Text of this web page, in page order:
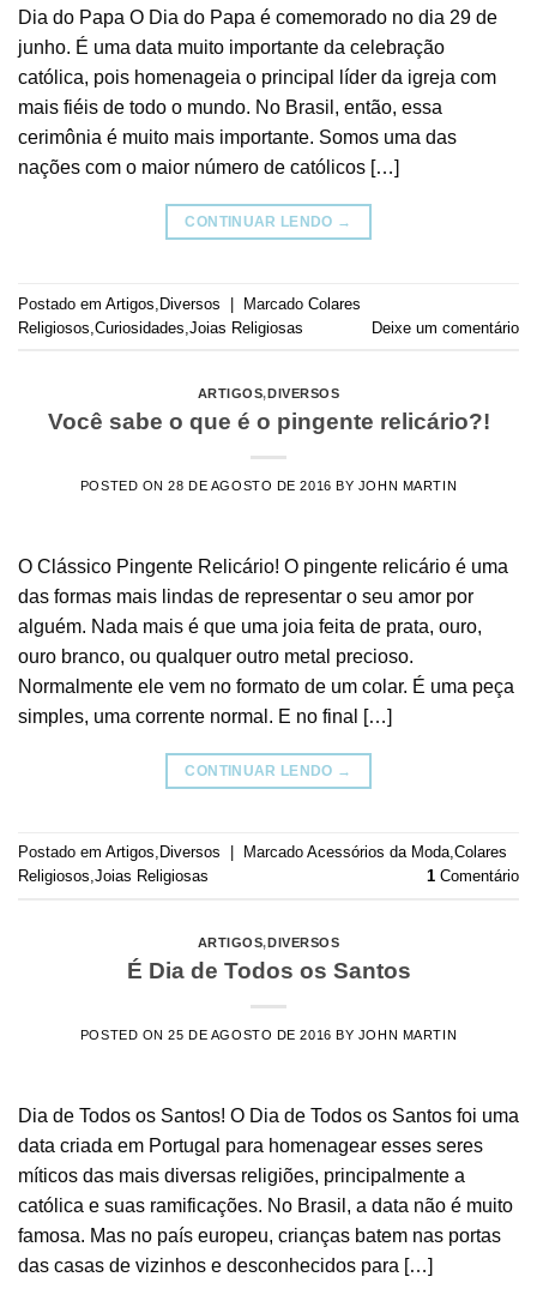
Dia do Papa O Dia do Papa é comemorado no dia 29 de
junho. É uma data muito importante da celebração
católica, pois homenageia o principal líder da igreja com
mais fiéis de todo o mundo. No Brasil, então, essa
cerimônia é muito mais importante. Somos uma das
nações com o maior número de católicos […]
CONTINUAR LENDO →
Postado em Artigos Diversos | Marcado Colares
Religiosos Curiosidades Joias Religiosas Deixe um comentário
ARTIGOS, DIVERSOS
Você sabe o que é o pingente relicário?!
POSTED ON28 DE AGOSTO DE 2016 BY JOHN MARTIN
O Clássico Pingente Relicário! O pingente relicário é uma
das formas mais lindas de representar o seu amor por
alguém. Nada mais é que uma joia feita de prata, ouro,
ouro branco, ou qualquer outro metal precioso.
Normalmente ele vem no formato de um colar. É uma peça
simples, uma corrente normal. E no final […]
CONTINUAR LENDO →
Postado em Artigos, Diversos Marcado Acessórios da Moda,Colares
Religiosos,Joias Religiosas 1 Comentário
ARTIGOS,DIVERSOS
É Dia de Todos os Santos
POSTED ON25 DE AGOSTO DE 2016 BY JOHN MARTIN
Dia de Todos os Santos! O Dia de Todos os Santos foi uma
data criada em Portugal para homenagear esses seres
míticos das mais diversas religiões, principalmente a
católica e suas ramificações. No Brasil, a data não é muito
famosa. Mas no país europeu, crianças batem nas portas
das casas de vizinhos e desconhecidos para […]